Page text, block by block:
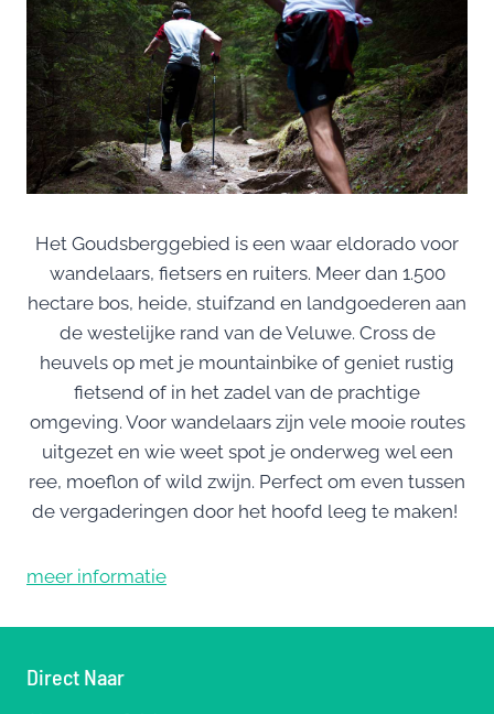
​Het Goudsberggebied is een waar eldorado voor
wandelaars, fietsers en ruiters. Meer dan 1.500
hectare bos, heide, stuifzand en landgoederen aan
de westelijke rand van de Veluwe. Cross de
heuvels op met je mountainbike of geniet rustig
fietsend of in het zadel van de prachtige
omgeving. Voor wandelaars zijn vele mooie routes
uitgezet en wie weet spot je onderweg wel een
ree, moeflon of wild zwijn. Perfect om even tussen
de vergaderingen door het hoofd leeg te maken!
meer informatie
Direct Naar